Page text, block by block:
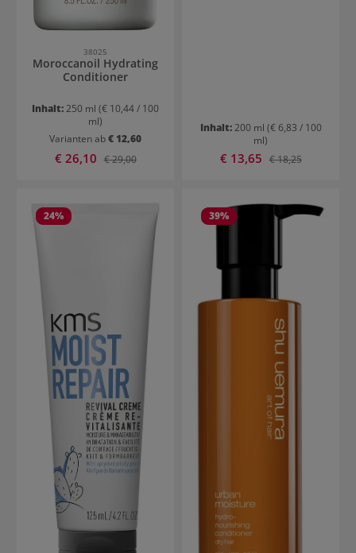
38025
Moroccanoil Hydrating
Conditioner
Inhalt:250 ml (€ 10,44 / 100
ml)
Varianten ab€ 12,60
Verkaufspreis:
€ 26,10 Regulärer Preis:
€ 29,00
Inhalt:200 ml (€ 6,83 / 100
ml)
Verkaufspreis:
€ 13,65 Regulärer Preis:
€ 18,25
24% 39%